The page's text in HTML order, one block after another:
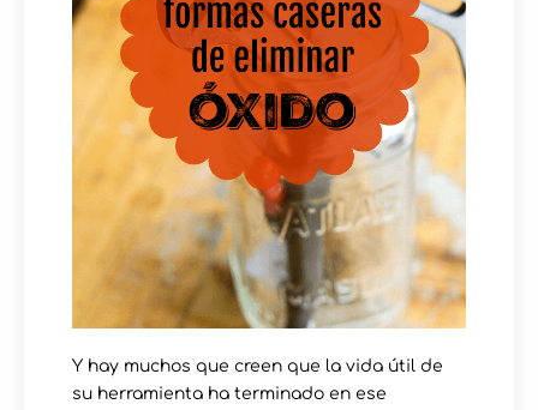
Y hay muchos que creen que la vida útil de
su herramienta ha terminado en ese